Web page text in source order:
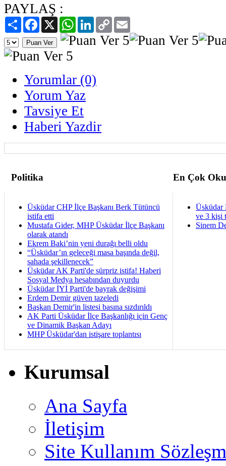
PAYLAŞ :
PaylaşFacebook
X WhatsAppLinkedIn
Copy
Link
Yorumlar (0)
Yorum Yaz
Tavsiye Et
Haberi Yazdir
Politika En Çok
Üsküdar CHP İlçe Başkanı Berk Tütüncü
istifa etti
Mustafa Gider, MHP Üsküdar İlçe Başkanı
olarak atandı
Ekrem Baki’nin yeni durağı belli oldu
“Üsküdar’ın geleceği masa başında değil,
sahada şekillenecek”
Üsküdar AK Parti'de sürpriz istifa! Haberi
Sosyal Medya hesabından duyurdu
Üsküdar İYİ Parti'de bayrak değişimi
Erdem Demir güven tazeledi
Başkan Demir'in listesi basına sızdırıldı
AK Parti Üsküdar İlçe Başkanlığı için Genç
ve Dinamik Başkan Adayı
MHP Üsküdar'dan istişare toplantısı
Üsküdar
ve 3 kişi
Sinem
Kurumsal
Ana Sayfa
İletişim
Site Kullanım